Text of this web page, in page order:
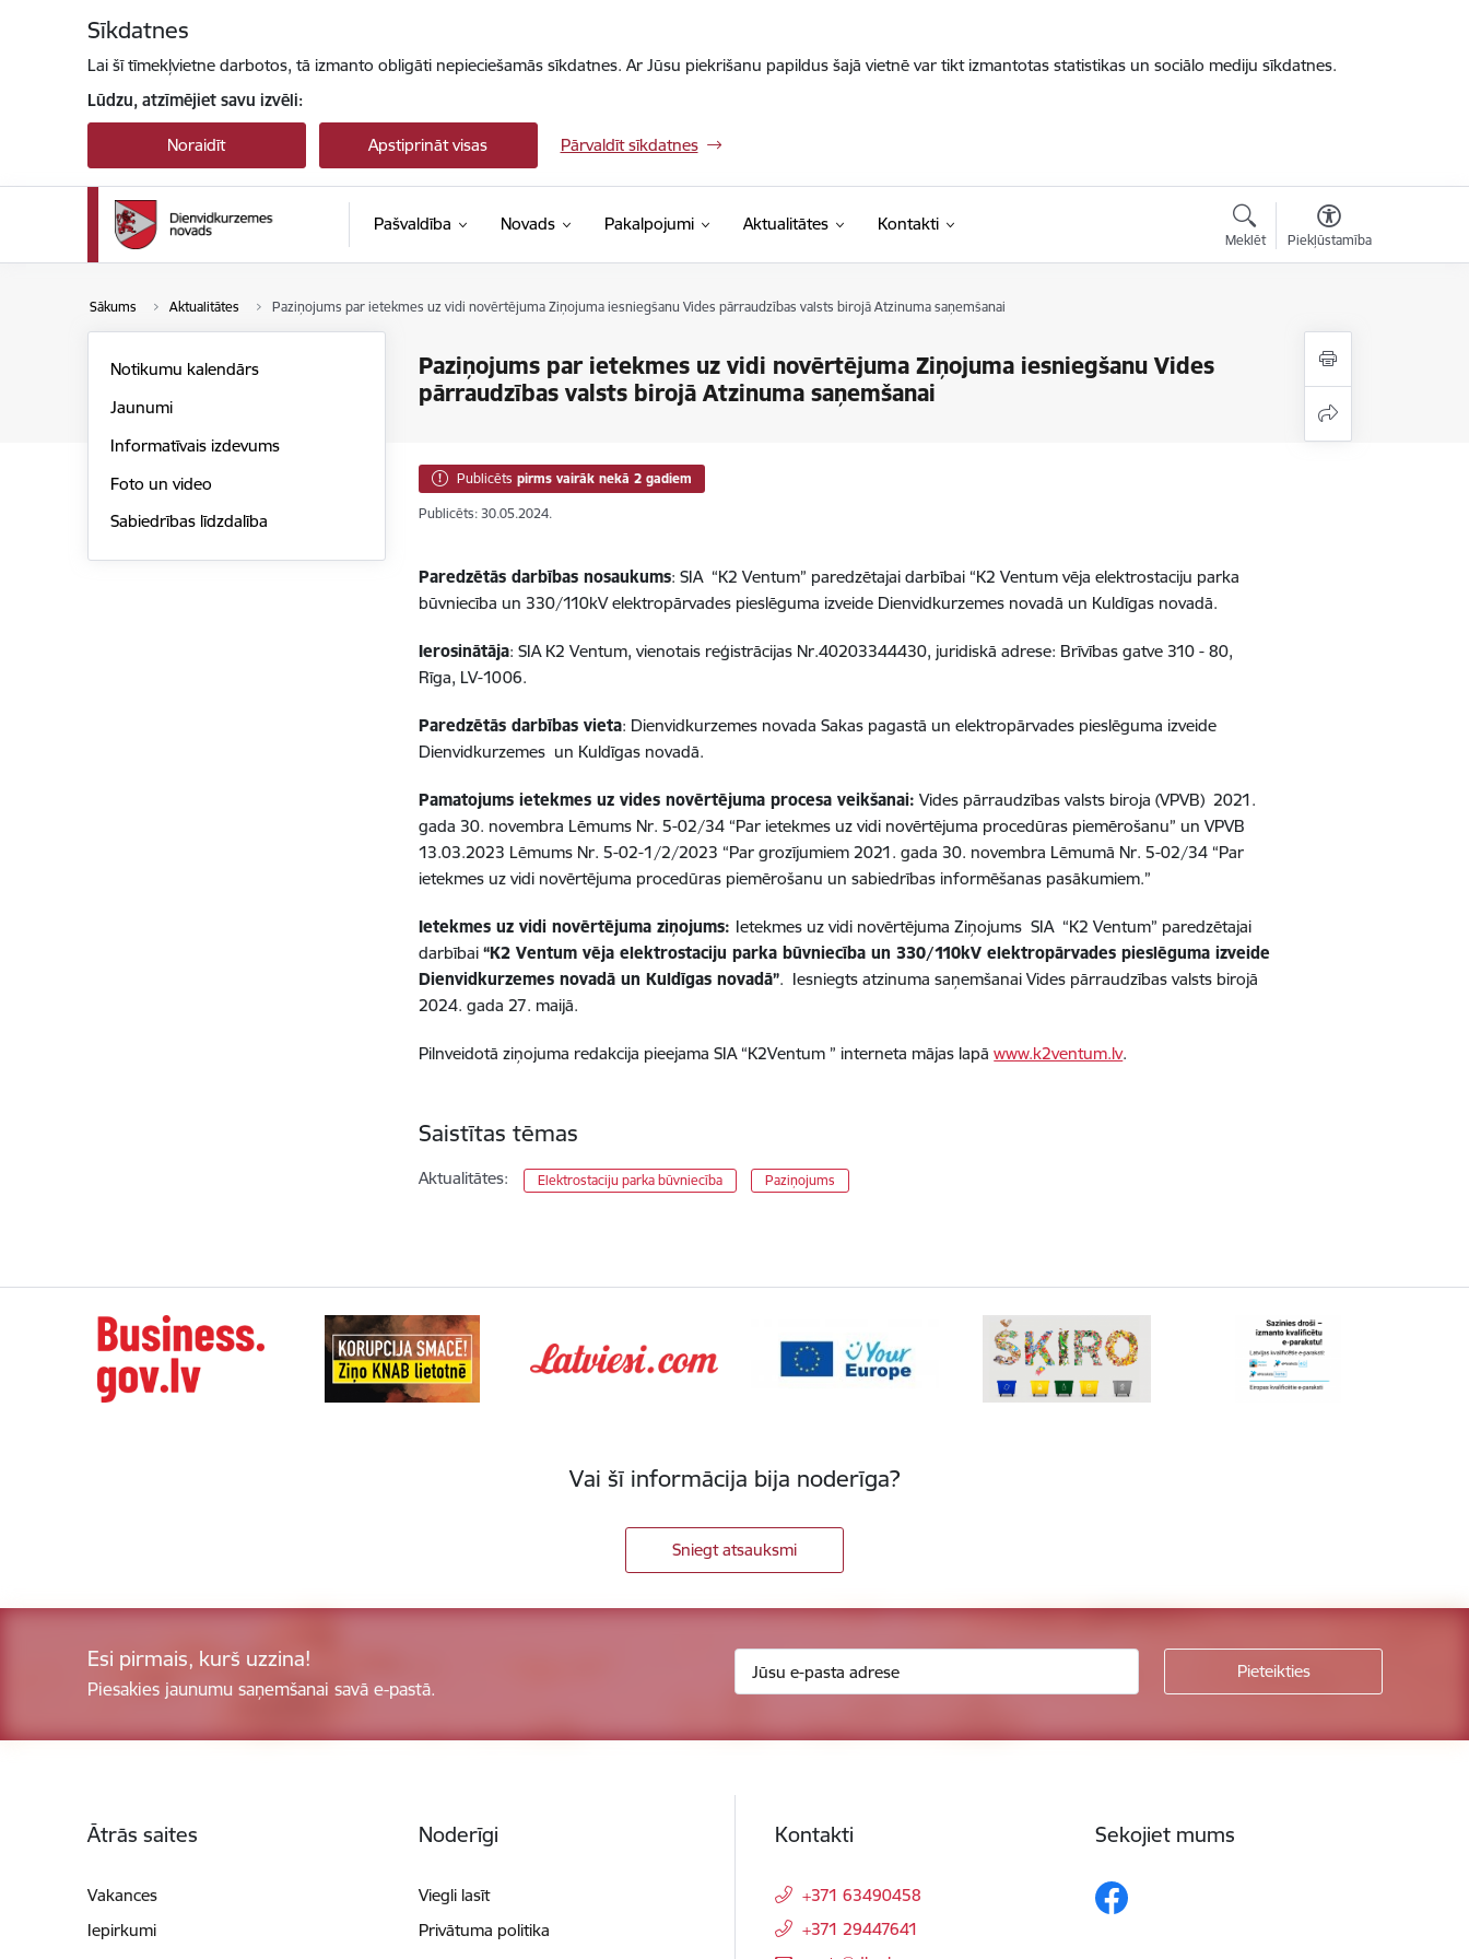
Sīkdatnes
Lai šī tīmekļvietne darbotos, tā izmanto obligāti nepieciešamās sīkdatnes. Ar Jūsu piekrišanu papildus šajā vietnē var tikt izmantotas statistikas un sociālo mediju sīkdatnes.
Lūdzu, atzīmējiet savu izvēli:
Noraidīt Apstiprināt visas Pārvaldīt sīkdatnes
Pašvaldība Novads Pakalpojumi Aktualitātes Kontakti
Meklēt Piekļūstamība
Sākums Aktualitātes Paziņojums par ietekmes uz vidi novērtējuma Ziņojuma iesniegšanu Vides pārraudzības valsts birojā Atzinuma saņemšanai
Paziņojums par ietekmes uz vidi novērtējuma Ziņojuma iesniegšanu Vides
pārraudzības valsts birojā Atzinuma saņemšanai
Notikumu kalendārs
Jaunumi
Informatīvais izdevums
Foto un video
Sabiedrības līdzdalība
Publicēts pirms vairāk nekā 2 gadiem
Publicēts: 30.05.2024.
Paredzētās darbības nosaukums: SIA “K2 Ventum” paredzētajai darbībai “K2 Ventum vēja elektrostaciju parka
būvniecība un 330/110kV elektropārvades pieslēguma izveide Dienvidkurzemes novadā un Kuldīgas novadā.
Ierosinātāja: SIA K2 Ventum, vienotais reģistrācijas Nr.40203344430, juridiskā adrese: Brīvības gatve 310 - 80,
Rīga, LV-1006.
Paredzētās darbības vieta: Dienvidkurzemes novada Sakas pagastā un elektropārvades pieslēguma izveide
Dienvidkurzemes un Kuldīgas novadā.
Pamatojums ietekmes uz vides novērtējuma procesa veikšanai: Vides pārraudzības valsts biroja (VPVB) 2021.
gada 30. novembra Lēmums Nr. 5-02/34 “Par ietekmes uz vidi novērtējuma procedūras piemērošanu” un VPVB
13.03.2023 Lēmums Nr. 5-02-1/2/2023 “Par grozījumiem 2021. gada 30. novembra Lēmumā Nr. 5-02/34 “Par
ietekmes uz vidi novērtējuma procedūras piemērošanu un sabiedrības informēšanas pasākumiem.”
Ietekmes uz vidi novērtējuma ziņojums: Ietekmes uz vidi novērtējuma Ziņojums SIA “K2 Ventum” paredzētajai
darbībai“K2 Ventum vēja elektrostaciju parka būvniecība un 330/110kV elektropārvades pieslēguma izveide
Dienvidkurzemes novadā un Kuldīgas novadā”. Iesniegts atzinuma saņemšanai Vides pārraudzības valsts birojā
2024. gada 27. maijā.
Pilnveidotā ziņojuma redakcija pieejama SIA “K2Ventum ” interneta mājas lapāwww.k2ventum.lv.
Saistītas tēmas
Aktualitātes: Elektrostaciju parka būvniecība Paziņojums
Vai šī informācija bija noderīga?
Sniegt atsauksmi
Esi pirmais, kurš uzzina!
Piesakies jaunumu saņemšanai savā e-pastā.
Ātrās saites
Vakances
Iepirkumi
Noderīgi
Viegli lasīt
Privātuma politika
Kontakti
+371 63490458
+371 29447641
Sekojiet mums